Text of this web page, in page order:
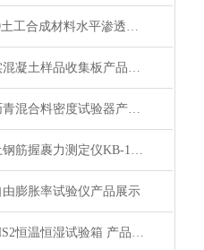
YT070土工合成材料水平渗透仪产品展示
自密实混凝土样品收集板产品展示
压实沥青混合料密度试验器产品展示
混凝土钢筋握裹力测定仪KB-150型产品展示
膨胀率试验仪产品展示
STR-HS2恒温恒湿试验箱 产品展示